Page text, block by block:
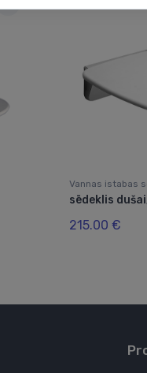
Vannas istabas
sēdeklis
215.00 €